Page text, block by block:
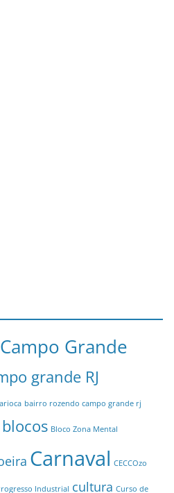
Grande
grande RJ
bairro rozendo campo grande rj
blocos Bloco Zona Mental
Carnaval CECCOzo
Industrial cultura Curso de